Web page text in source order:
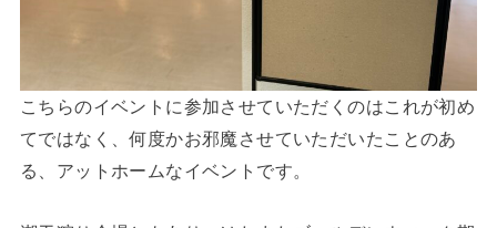
こちらのイベントに参加させていただくのはこれが初め
てではなく、何度かお邪魔させていただいたことのあ
る、アットホームなイベントです。